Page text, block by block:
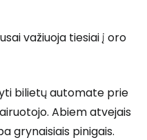
važiuoja tiesiai į oro
bilietų automate prie
Abiem atvejais
grynaisiais pinigais.